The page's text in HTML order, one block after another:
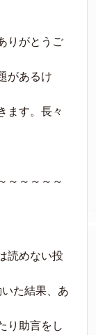
りがとうご
があるけ
ます。長々
～～～～～
読めない投
た結果、あ
り助言をし